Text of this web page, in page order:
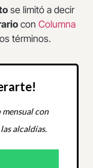
se limitó a decir
con Columna
términos.
con
alcaldías.